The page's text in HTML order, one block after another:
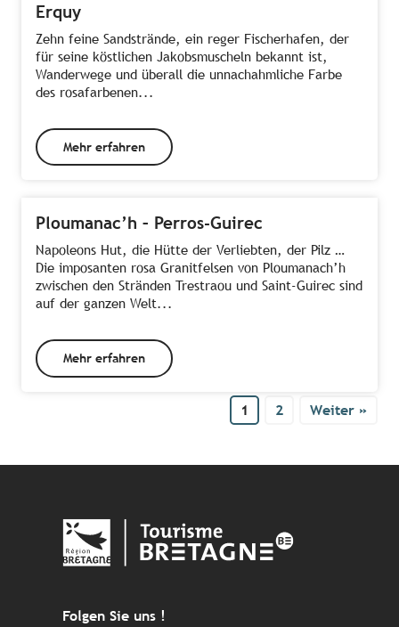
Erquy
Zehn feine Sandstrände, ein reger Fischerhafen, der
für seine köstlichen Jakobsmuscheln bekannt ist,
Wanderwege und überall die unnachahmliche Farbe
des rosafarbenen...
Mehr erfahren
Ploumanac’h – Perros-Guirec
Napoleons Hut, die Hütte der Verliebten, der Pilz …
Die imposanten rosa Granitfelsen von Ploumanach’h
zwischen den Stränden Trestraou und Saint-Guirec sind
auf der ganzen Welt...
Mehr erfahren
1 2 Weiter »
Folgen Sie uns !